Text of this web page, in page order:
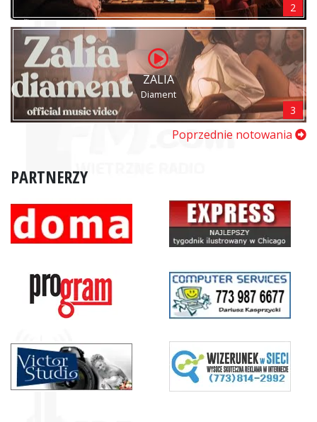
2
ZALIA
Diament
3
Poprzednie notowania
PARTNERZY